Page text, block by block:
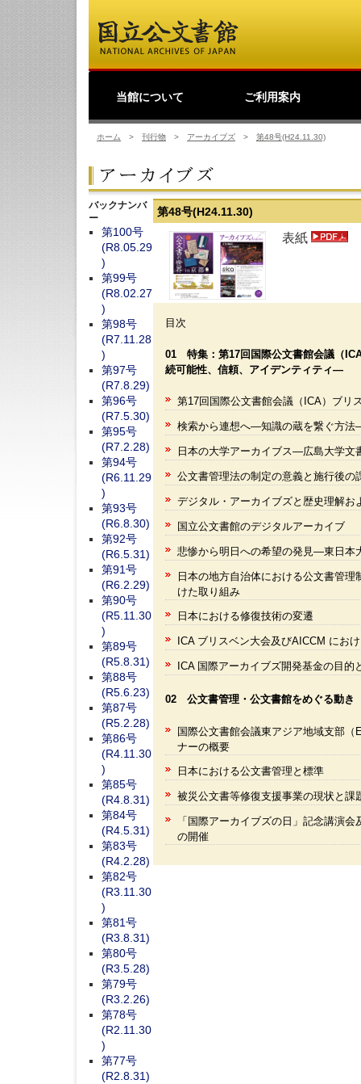
当館について
館長挨拶
事業理念
公文書館概要
業務・活動
歴史公文書等の移管か
ら利用まで
館主催見学会
調査・研究
研修・全国公文書館会
議
国際交流
ご利用案内
利用規則
閲覧室ご利用案内
写しの交付等のご案内
貸出しその他のご案内
取材のご案内
よくあるご質問
ショップ
友の会 デ
日
ホーム > 刊行物 > アーカイブズ > 第48号(H24.11.30)
第48号(H24.11.30)
表紙
目次
01 特集：第17回国際公文書館会議（
続可能性、信頼、アイデンティティ―
第17回国際公文書館会議（ICA）ブリ
検索から連想へ―知識の蔵を繋ぐ方
日本の大学アーカイブス―広島大学
公文書管理法の制定の意義と施行後の
デジタル・アーカイブズと歴史理解お
国立公文書館のデジタルアーカイブ
悲惨から明日への希望の発見―東日本
日本の地方自治体における公文書管
けた取り組み
日本における修復技術の変遷
ICA ブリスベン大会及びAICCM にお
ICA 国際アーカイブズ開発基金の目的
02 公文書管理・公文書館をめぐる動き
国際公文書館会議東アジア地域支部
ナーの概要
日本における公文書管理と標準
被災公文書等修復支援事業の現状と課
「国際アーカイブズの日」記念講演
の開催
バックナンバ
ー
第100号
(R8.05.29
)
第99号
(R8.02.27
)
第98号
(R7.11.28
)
第97号
(R7.8.29)
第96号
(R7.5.30)
第95号
(R7.2.28)
第94号
(R6.11.29
)
第93号
(R6.8.30)
第92号
(R6.5.31)
第91号
(R6.2.29)
第90号
(R5.11.30
)
第89号
(R5.8.31)
第88号
(R5.6.23)
第87号
(R5.2.28)
第86号
(R4.11.30
)
第85号
(R4.8.31)
第84号
(R4.5.31)
第83号
(R4.2.28)
第82号
(R3.11.30
)
第81号
(R3.8.31)
第80号
(R3.5.28)
第79号
(R3.2.26)
第78号
(R2.11.30
)
第77号
(R2.8.31)